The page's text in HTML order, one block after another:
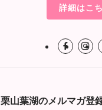
詳細はこ
栗山葉湖のメルマガ登